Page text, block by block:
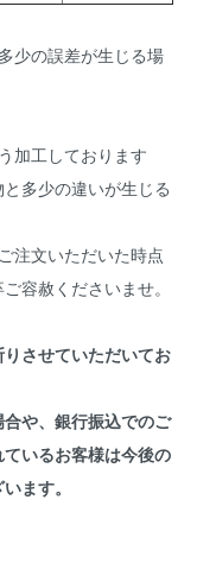
少の誤差が生じる場
加工しております
多少の違いが生じる
注文いただいた時点
容赦くださいませ。
させていただいてお
や、銀行振込でのご
いるお客様は今後の
ます。